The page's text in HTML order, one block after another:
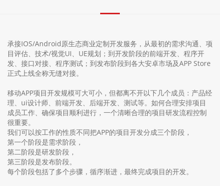
承接IOS/Android原生态商业定制开发服务，从最初的需求沟通、项
目评估、技术/视觉UI、UE规划；到开发阶段的前端开发、程序开
发、接口对接、程序测试；到发布阶段到各大安卓市场及APP Store
正式上线全称无缝对接。
移动APP项目开发规模可大可小，但都离不开以下几个成员：产品经
理、ui设计师、前端开发、后端开发、测试等。如何合理安排项目
成员工作、确保项目顺利进行，一个清晰合理的项目研发流程控制
很重要。
我们可以按工作的性质不同把APP的项目开发分成三个阶段，
第一个阶段是需求阶段，
第二阶段是研发阶段，
第三阶段是发布阶段。
每个阶段包括了多个步骤，循序渐进，最终完成项目的开发。